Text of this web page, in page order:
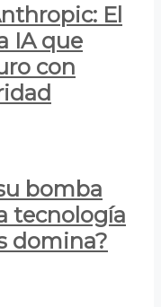
El
IA que
con
bomba
tecnología
domina?